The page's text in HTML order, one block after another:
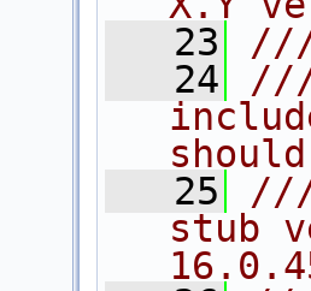
   23
   24
///
   25
///
stub